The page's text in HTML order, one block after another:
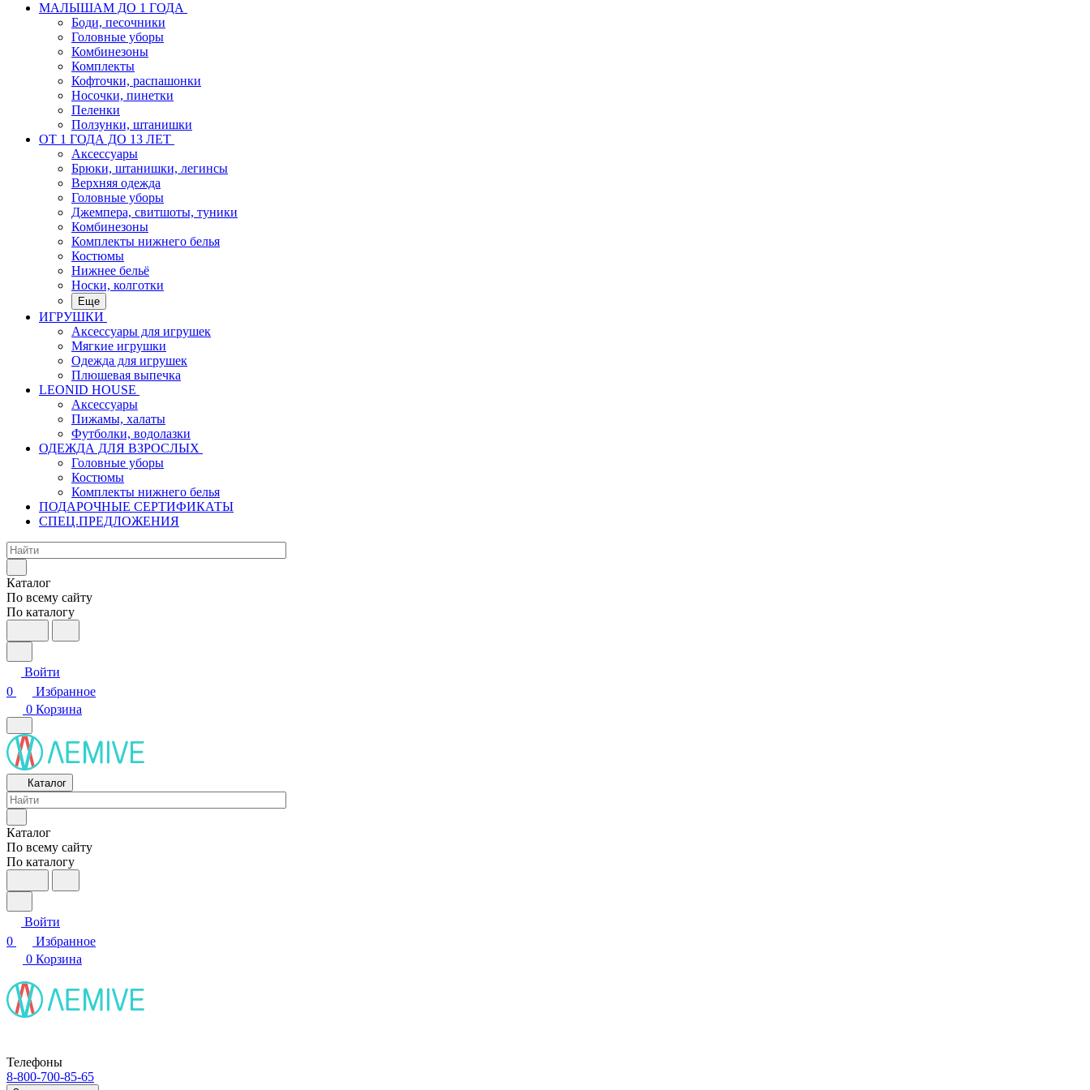
МАЛЫШАМ ДО 1 ГОДА
Боди, песочники
Головные уборы
Комбинезоны
Комплекты
Кофточки, распашонки
Носочки, пинетки
Пеленки
Ползунки, штанишки
ОТ 1 ГОДА ДО 13 ЛЕТ
Аксессуары
Брюки, штанишки, легинсы
Верхняя одежда
Головные уборы
Джемпера, свитшоты, туники
Комбинезоны
Комплекты нижнего белья
Костюмы
Нижнее бельё
Носки, колготки
Еще
ИГРУШКИ
Аксессуары для игрушек
Мягкие игрушки
Одежда для игрушек
Плюшевая выпечка
LEONID HOUSE
Аксессуары
Пижамы, халаты
Футболки, водолазки
ОДЕЖДА ДЛЯ ВЗРОСЛЫХ
Головные уборы
Костюмы
Комплекты нижнего белья
ПОДАРОЧНЫЕ СЕРТИФИКАТЫ
СПЕЦ.ПРЕДЛОЖЕНИЯ
Каталог
По всему сайту
По каталогу
Войти
0
Избранное
0 Корзина
Каталог
Каталог
По всему сайту
По каталогу
Войти
0
Избранное
0 Корзина
Телефоны
8-800-700-85-65